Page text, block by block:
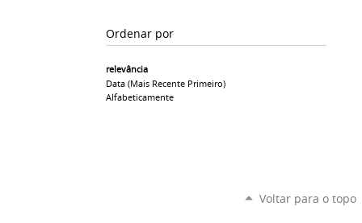
Ordenar por
relevância
Data (mais Recente Primeiro)
Alfabeticamente
Voltar para o topo